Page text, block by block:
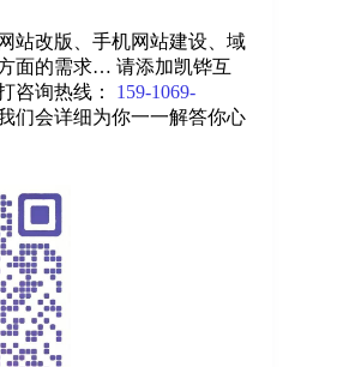
站改版、手机网站建设、域
面的需求… 请添加凯铧互
咨询热线： 159-1069-
我们会详细为你一一解答你心